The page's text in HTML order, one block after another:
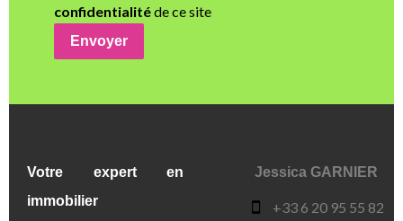
confidentialitéde ce site
Envoyer
Votre expert en
immobilier
Jessica GARNIER
+33 6 20 95 55 82